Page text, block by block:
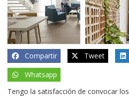
Compartir Tweet
Whatsapp
Tengo la satisfacción de convocar los